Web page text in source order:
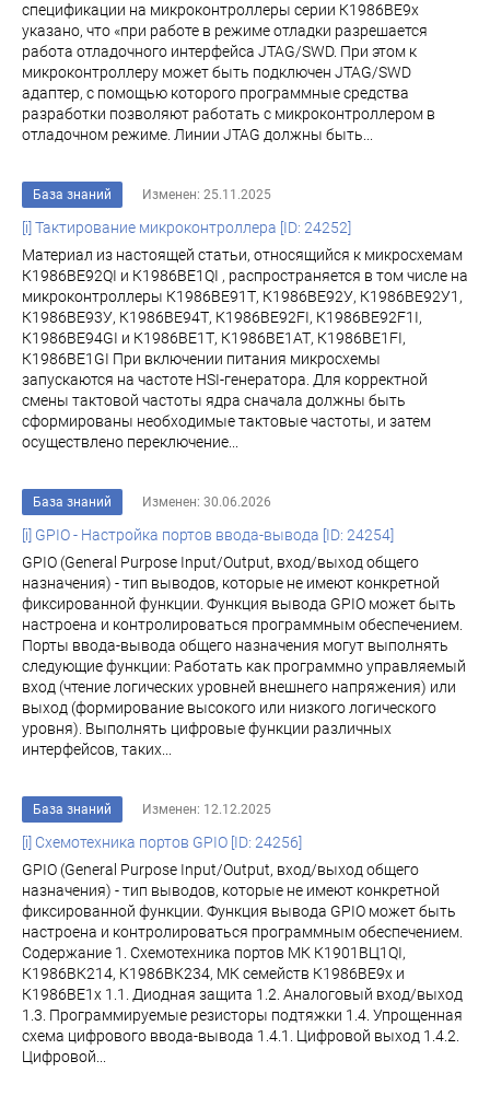
спецификации на микроконтроллеры серии К1986ВЕ9х
указано, что «при работе в режиме отладки разрешается
работа отладочного интерфейса JTAG/SWD. При этом к
микроконтроллеру может быть подключен JTAG/SWD
адаптер, с помощью которого программные средства
разработки позволяют работать с микроконтроллером в
отладочном режиме. Линии JTAG должны быть...
База знаний Изменен: 25.11.2025
[i] Тактирование микроконтроллера [ID: 24252]
Материал из настоящей статьи, относящийся к микросхемам
К1986ВЕ92QI и К1986ВЕ1QI , распространяется в том числе на
микроконтроллеры К1986ВЕ91Т, К1986ВЕ92У, К1986ВЕ92У1,
К1986ВЕ93У, К1986ВЕ94Т, К1986ВЕ92FI, К1986ВЕ92F1I,
К1986ВЕ94GI и К1986ВЕ1Т, К1986ВЕ1АТ, К1986ВЕ1FI,
К1986ВЕ1GI При включении питания микросхемы
запускаются на частоте HSI-генератора. Для корректной
смены тактовой частоты ядра сначала должны быть
сформированы необходимые тактовые частоты, и затем
осуществлено переключение...
База знаний Изменен: 30.06.2026
[i] GPIO - Настройка портов ввода-вывода [ID: 24254]
GPIO (General Purpose Input/Output, вход/выход общего
назначения) - тип выводов, которые не имеют конкретной
фиксированной функции. Функция вывода GPIO может быть
настроена и контролироваться программным обеспечением.
Порты ввода-вывода общего назначения могут выполнять
следующие функции: Работать как программно управляемый
вход (чтение логических уровней внешнего напряжения) или
выход (формирование высокого или низкого логического
уровня). Выполнять цифровые функции различных
интерфейсов, таких...
База знаний Изменен: 12.12.2025
[i] Схемотехника портов GPIO [ID: 24256]
GPIO (General Purpose Input/Output, вход/выход общего
назначения) - тип выводов, которые не имеют конкретной
фиксированной функции. Функция вывода GPIO может быть
настроена и контролироваться программным обеспечением.
Содержание 1. Схемотехника портов МК К1901ВЦ1QI,
К1986ВК214, К1986ВК234, МК семейств К1986ВЕ9x и
К1986ВЕ1x 1.1. Диодная защита 1.2. Аналоговый вход/выход
1.3. Программируемые резисторы подтяжки 1.4. Упрощенная
схема цифрового ввода-вывода 1.4.1. Цифровой выход 1.4.2.
Цифровой...